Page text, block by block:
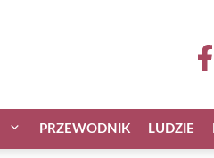
PRZEWODNIK LUDZIE